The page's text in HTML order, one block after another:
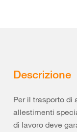
Descrizione
Per il trasporto di
allestimenti
di lavoro deve